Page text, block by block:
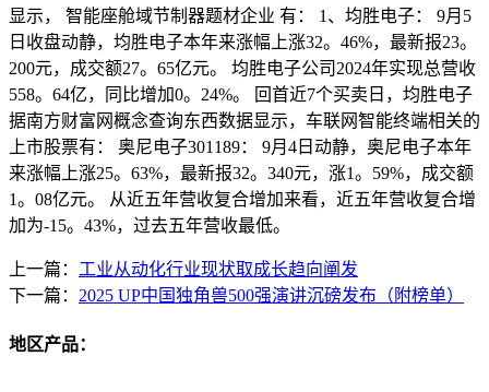
显示， 智能座舱域节制器题材企业 有： 1、均胜电子： 9月5
日收盘动静，均胜电子本年来涨幅上涨32。46%，最新报23。
200元，成交额27。65亿元。 均胜电子公司2024年实现总营收
558。64亿，同比增加0。24%。 回首近7个买卖日，均胜电子
据南方财富网概念查询东西数据显示，车联网智能终端相关的
上市股票有： 奥尼电子301189： 9月4日动静，奥尼电子本年
来涨幅上涨25。63%，最新报32。340元，涨1。59%，成交额
1。08亿元。 从近五年营收复合增加来看，近五年营收复合增
加为-15。43%，过去五年营收最低。
上一篇： 工业从动化行业现状取成长趋向阐发
下一篇： 2025 UP中国独角兽500强演讲沉磅发布（附榜单）
地区产品：